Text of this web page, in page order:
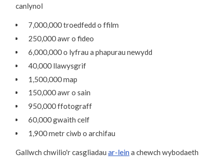
canlynol
7,000,000 troedfedd o ffilm
250,000 awr o fideo
6,000,000 o lyfrau a phapurau newydd
40,000 llawysgrif
1,500,000 map
150,000 awr o sain
950,000 ffotograff
60,000 gwaith celf
1,900 metr ciwb o archifau
Gallwch chwilio'r casgliadau ar-lein a chewch wybodaeth